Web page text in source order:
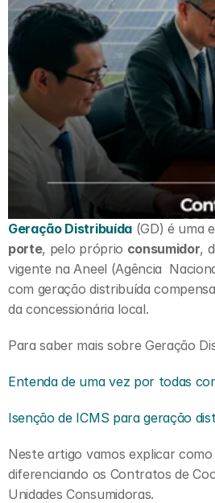
Geração Distribuída (GD) é uma
porte, pelo próprio consumidor,
vigente na Aneel (Agência
com geração distribuída
da concessionária local.
Para saber mais sobre Geração
Entenda de uma vez por todas
Isenção de ICMS para geração
Neste artigo vamos explicar
diferenciando os Contratos de
Unidades Consumidoras.